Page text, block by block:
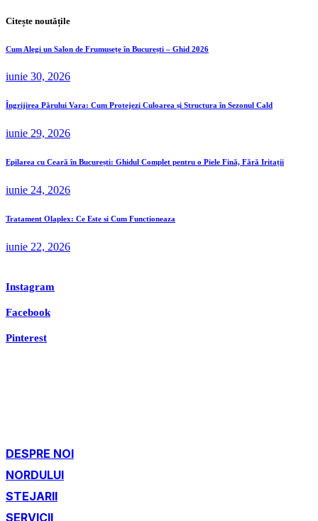
Citește noutățile
Cum Alegi un Salon de Frumusețe în București – Ghid 2026
iunie 30, 2026
Îngrijirea Părului Vara: Cum Protejezi Culoarea și Structura în Sezonul Cald
iunie 29, 2026
Epilarea cu Ceară în București: Ghidul Complet pentru o Piele Fină, Fără Iritații
iunie 24, 2026
Tratament Olaplex: Ce Este si Cum Functioneaza
iunie 22, 2026
Instagram
Facebook
Pinterest
DESPRE NOI
NORDULUI
STEJARII
SERVICII